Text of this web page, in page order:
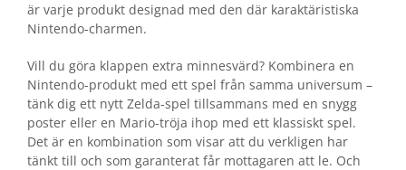
är varje produkt designad med den där karaktäristiska
Nintendo-charmen.
Vill du göra klappen extra minnesvärd? Kombinera en
Nintendo-produkt med ett spel från samma universum –
tänk dig ett nytt Zelda-spel tillsammans med en snygg
poster eller en Mario-tröja ihop med ett klassiskt spel.
Det är en kombination som visar att du verkligen har
tänkt till och som garanterat får mottagaren att le. Och